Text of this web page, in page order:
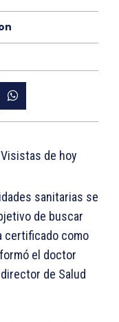
Visistas de hoy
sanitarias se
de buscar
certificado como
el doctor
de Salud